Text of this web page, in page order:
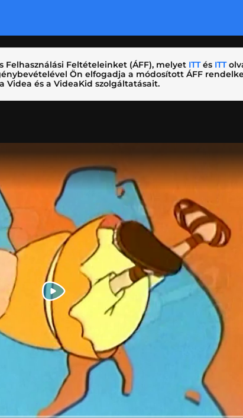
Feltételeinket (ÁFF), melyet ITTés ITT
Ön elfogadja a módosított ÁFF
Videa és a VideaKid szolgáltatásait.